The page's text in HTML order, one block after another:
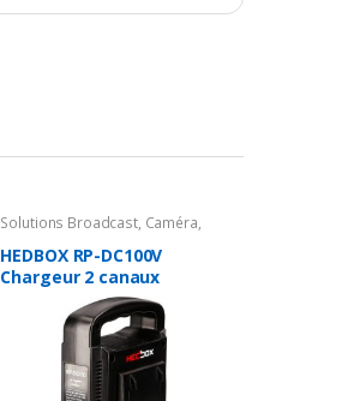
Solutions Broadcast, Caméra,
Accessoires Caméra, Batterie &
Chargeur
HEDBOX RP-DC100V
Chargeur 2 canaux